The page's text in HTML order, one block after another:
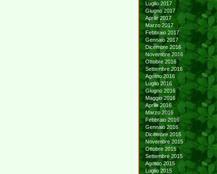
Luglio 2017
Giugno 2017
Aprile 2017
Marzo 2017
Febbraio 2017
Gennaio 2017
Dicembre 2016
Novembre 2016
Ottobre 2016
Settembre 2016
Agosto 2016
Luglio 2016
Giugno 2016
Maggio 2016
Aprile 2016
Marzo 2016
Febbraio 2016
Gennaio 2016
Dicembre 2015
Novembre 2015
Ottobre 2015
Settembre 2015
Agosto 2015
Luglio 2015